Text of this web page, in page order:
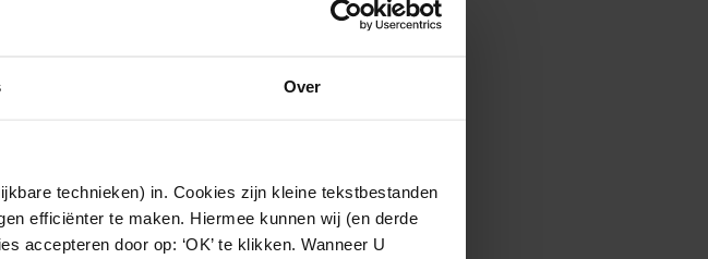
Over
technieken) in. Cookies zijn kleine tekstbestanden
efficiënter te maken. Hiermee kunnen wij (en derde
accepteren door op: ‘OK’ te klikken. Wanneer U